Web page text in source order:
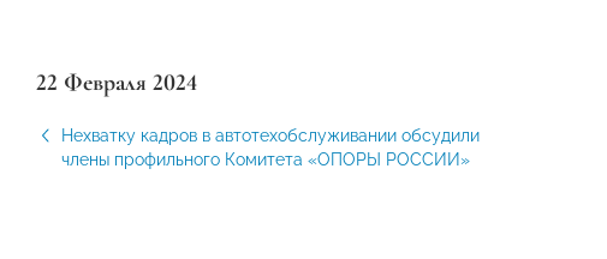
22 Февраля 2024
Нехватку кадров в автотехобслуживании обсудили
члены профильного Комитета «ОПОРЫ РОССИИ»